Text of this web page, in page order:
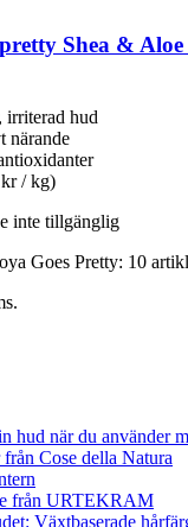
Shea &
irriterad hud
närande
/ kg)
inte tillgänglig
Goes Pretty: 10
hud när du använder
Cose della Natura
från URTEKRAM
Växtbaserade